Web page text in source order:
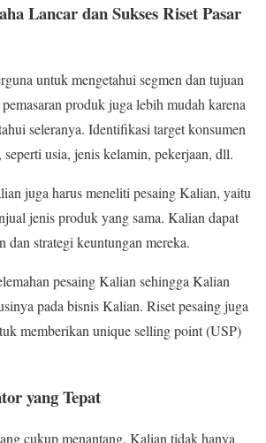
Lancar dan Sukses Riset Pasar
untuk mengetahui segmen dan tujuan
produk juga lebih mudah karena
seleranya. Identifikasi target konsumen
usia, jenis kelamin, pekerjaan, dll.
juga harus meneliti pesaing Kalian, yaitu
jenis produk yang sama. Kalian dapat
dan strategi keuntungan mereka.
pesaing Kalian sehingga Kalian
pada bisnis Kalian. Riset pesaing juga
memberikan unique selling point (USP)
yang Tepat
cukup menantang. Kalian tidak hanya